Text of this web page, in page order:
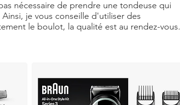
nécessaire de prendre une tondeuse qui
je vous conseille d'utiliser des
le boulot, la qualité est au rendez-vous.